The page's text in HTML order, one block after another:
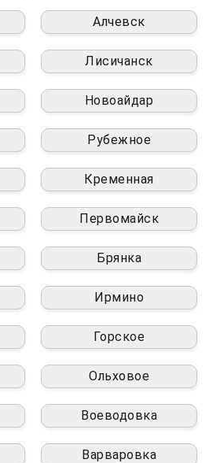
Алчевск
Лисичанск
Новоайдар
Рубежное
Кременная
Первомайск
Брянка
Ирмино
Горское
Ольховое
Воеводовка
Варваровка